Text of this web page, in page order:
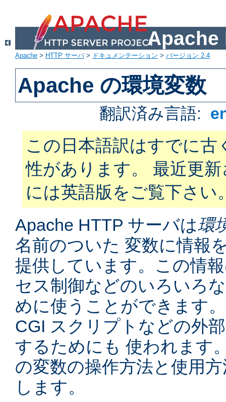
Apache
Apache > HTTP サーバ> ドキュメンテーション > バージョン 2.4
Apache の環境変数
翻訳済み言語:
この日本語訳はすでに古
性があります。 最近更
には英語版をご覧下さい
Apache HTTP サーバは環
名前のついた 変数に情報
提供しています。この情
セス制御などのいろいろ
めに使うことができます
CGI スクリプトなどの外
するためにも 使われます
の変数の操作方法と使用
します。